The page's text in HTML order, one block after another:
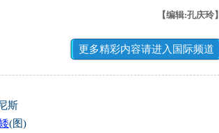
【编辑:孔庆玲】
更多精彩内容请进入国际频道
斯
(图)